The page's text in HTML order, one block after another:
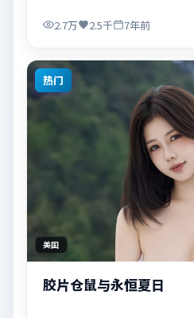
解读的细节空间，适合关注现
2.7万 2.5千 7年前
热门
美国
胶片仓鼠与永恒夏日